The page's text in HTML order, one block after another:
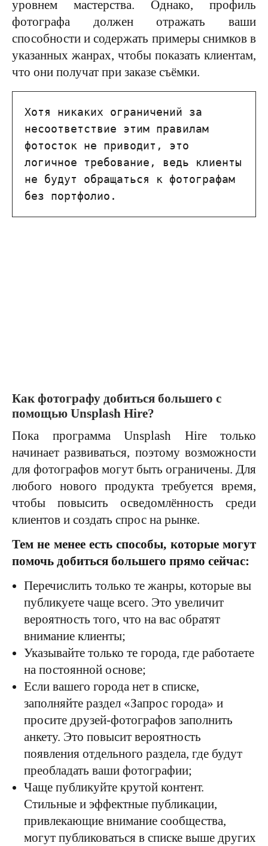
уровнем мастерства. Однако, профиль
фотографа должен отражать ваши
способности и содержать примеры снимков в
указанных жанрах, чтобы показать клиентам,
что они получат при заказе съёмки.
Хотя никаких ограничений за
несоответствие этим правилам
фотосток не приводит, это
логичное требование, ведь клиенты
не будут обращаться к фотографам
без портфолио.
Как фотографу добиться большего с
помощью Unsplash Hire?
Пока программа Unsplash Hire только
начинает развиваться, поэтому возможности
для фотографов могут быть ограничены. Для
любого нового продукта требуется время,
чтобы повысить осведомлённость среди
клиентов и создать спрос на рынке.
Тем не менее есть способы, которые могут
помочь добиться большего прямо сейчас:
Перечислить только те жанры, которые вы
публикуете чаще всего. Это увеличит
вероятность того, что на вас обратят
внимание клиенты;
Указывайте только те города, где работаете
на постоянной основе;
Если вашего города нет в списке,
заполняйте раздел «Запрос города» и
просите друзей-фотографов заполнить
анкету. Это повысит вероятность
появления отдельного раздела, где будут
преобладать ваши фотографии;
Чаще публикуйте крутой контент.
Стильные и эффектные публикации,
привлекающие внимание сообщества,
могут публиковаться в списке выше других